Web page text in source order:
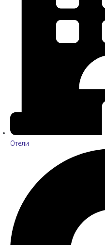
Отели